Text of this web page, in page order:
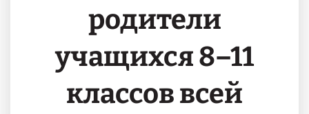
родители
учащихся 8–11
классов всей